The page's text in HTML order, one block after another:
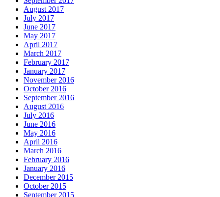
August 2017
July 2017
June 2017
May 2017
April 2017
March 2017
February 2017
January 2017
November 2016
October 2016
September 2016
August 2016
July 2016
June 2016
May 2016
April 2016
March 2016
February 2016
January 2016
December 2015
October 2015
September 2015